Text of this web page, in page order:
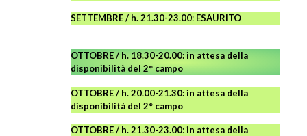
SETTEMBRE / h. 21.30-23.00: ESAURITO
OTTOBRE / h. 18.30-20.00:in attesa della
disponibilità del 2° campo
OTTOBRE / h. 20.00-21.30:in attesa della
disponibilità del 2° campo
OTTOBRE / h. 21.30-23.00:in attesa della